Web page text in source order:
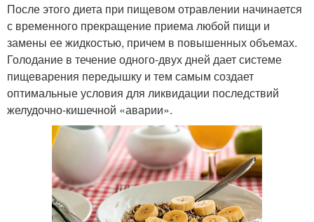
После этого диета при пищевом отравлении начинается
с временного прекращение приема любой пищи и
замены ее жидкостью, причем в повышенных объемах.
Голодание в течение одного-двух дней дает системе
пищеварения передышку и тем самым создает
оптимальные условия для ликвидации последствий
желудочно-кишечной «аварии».